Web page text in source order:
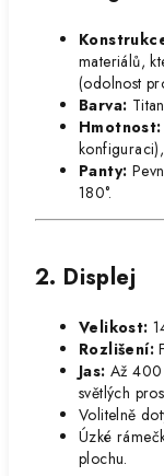
materiálů,
(odolnost
Barva:
Hmotnost:
Panty:
180°.
2. Displej
Velikost:
Rozlišení:
Jas: Až 400
světlých
Volitelně
Úzké
plochu.